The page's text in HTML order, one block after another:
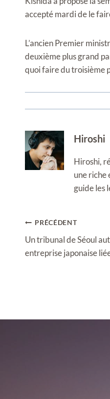
accepté mardi de le
L’ancien Premier
deuxième plus grand
quoi faire du troisième
Hiroshi
Hiroshi,
une riche
guide les
Navigation
de
l’article
PRÉCÉDENT
Un tribunal de Séoul
entreprise japonaise